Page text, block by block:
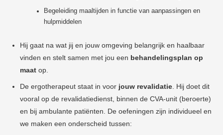
Begeleiding maaltijden in functie van aanpassingen en
hulpmiddelen
Hij gaat na wat jij en jouw omgeving belangrijk en haalbaar
vinden en stelt samen met jou een behandelingsplan op
maat op.
De ergotherapeut staat in voor jouw revalidatie . Hij doet dit
vooral op de revalidatiedienst, binnen de CVA-unit (beroerte)
en bij ambulante patiënten. De oefeningen zijn individueel en
we maken een onderscheid tussen: